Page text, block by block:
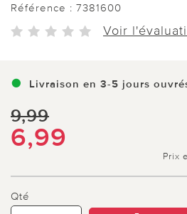
Référence : 7381600
Voir
Livraison en 3-5 jours
9,99
6,99
Prix
Qté